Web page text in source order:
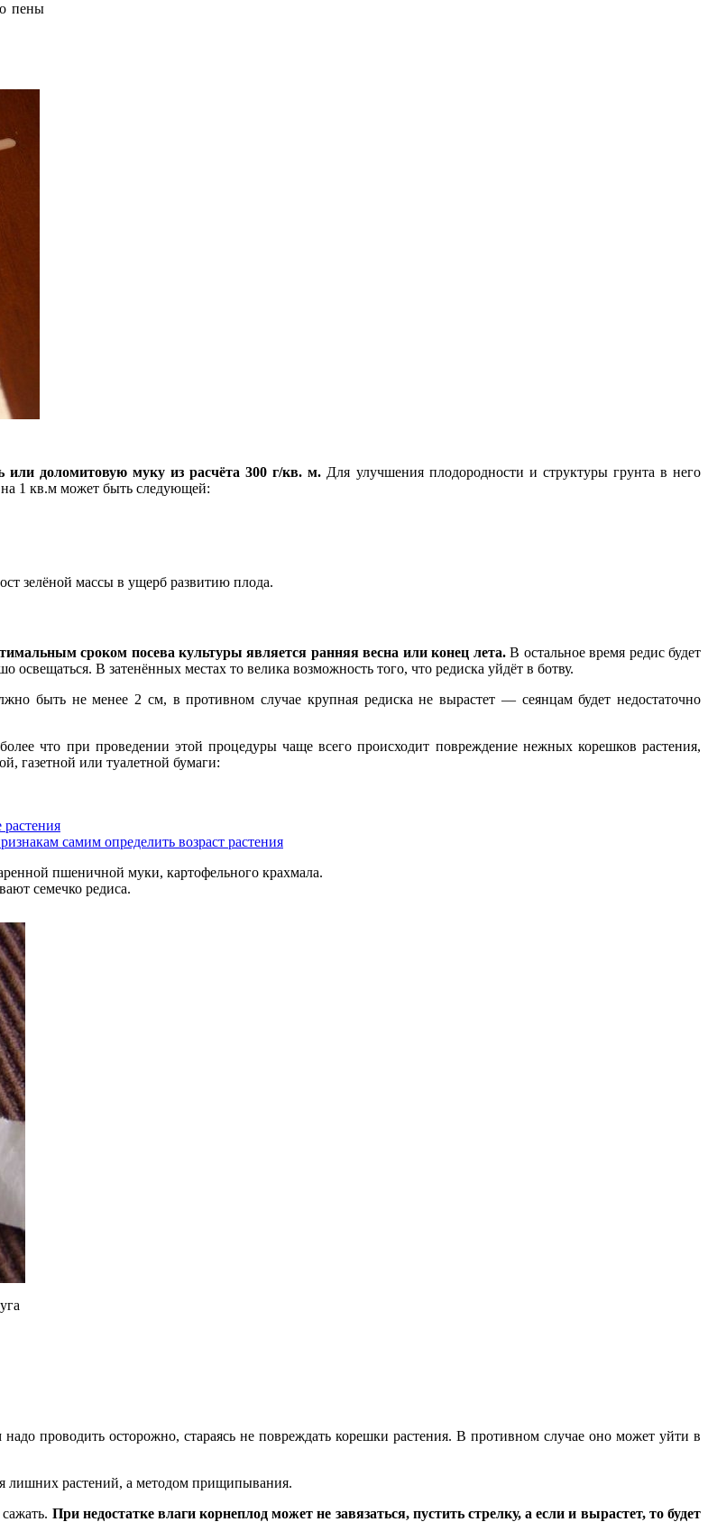
пены
или доломитовую муку из расчёта 300 г/кв. м. Для улучшения плодородности и структуры грунта в него
1 кв.м может быть следующей:
зелёной массы в ущерб развитию плода.
сроком посева культуры является ранняя весна или конец лета.В остальное время редис будет
В затенённых местах то велика возможность того, что редиска уйдёт в ботву.
быть не менее 2 см, в противном случае крупная редиска не вырастет — сеянцам будет недостаточно
что при проведении этой процедуры чаще всего происходит повреждение нежных корешков растения,
газетной или туалетной бумаги:
самим определить возраст растения
пшеничной муки, картофельного крахмала.
семечко редиса.
проводить осторожно, стараясь не повреждать корешки растения. В противном случае оно может уйти в
лишних растений, а методом прищипывания.
При недостатке влаги корнеплод может не завязаться, пустить стрелку, а если и вырастет, то будет